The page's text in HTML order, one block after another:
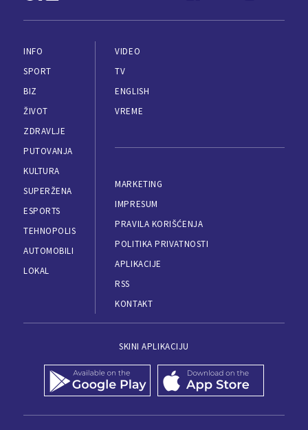
INFO
SPORT
BIZ
ŽIVOT
ZDRAVLJE
PUTOVANJA
KULTURA
SUPERŽENA
ESPORTS
TEHNOPOLIS
AUTOMOBILI
LOKAL
VIDEO
TV
ENGLISH
VREME
MARKETING
IMPRESUM
PRAVILA KORIŠĆENJA
POLITIKA PRIVATNOSTI
APLIKACIJE
RSS
KONTAKT
SKINI APLIKACIJU